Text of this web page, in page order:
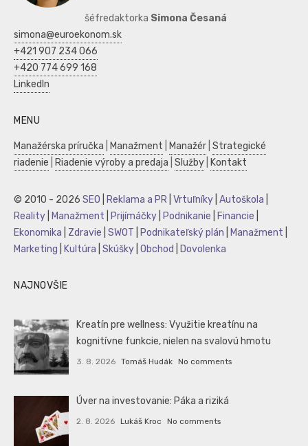
šéfredaktorka Simona Česaná
simona@euroekonom.sk
+421 907 234 066
+420 774 699 168
LinkedIn
MENU
Manažérska príručka Manažment Manažér Strategické
riadenie
Riadenie výroby a predaja Služby Kontakt
© 2010 - 2026 SEO Reklama a PR Vrtuľníky Autoškola
Reality
Manažment Prijímáčky Podnikanie Financie
Ekonomika
Zdravie SWOT Podnikateľský plán Manažment
Marketing
Kultúra Skúšky Obchod Dovolenka
NAJNOVŠIE
Kreatín pre wellness: Využitie kreatínu na
kognitívne funkcie, nielen na svalovú hmotu
3. 8. 2026 Tomáš Hudák No comments
Úver na investovanie: Páka a riziká
2. 8. 2026 Lukáš Kroc No comments